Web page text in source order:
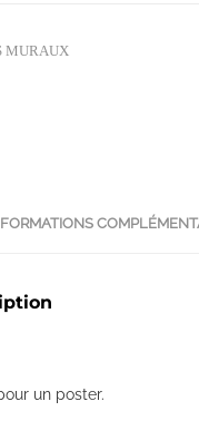
MURAUX
un poster.